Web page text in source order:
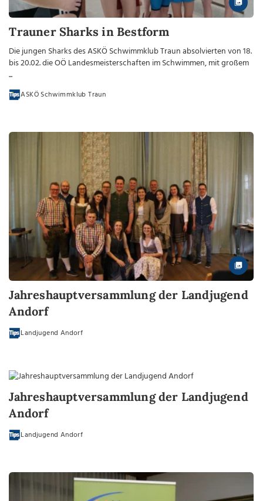
Trauner Sharks in Bestform
Die jungen Sharks des ASKÖ Schwimmklub Traun absolvierten von 18.
bis 20.02. die OÖ Landesmeisterschaften im Schwimmen, mit großem
...
ASKÖ Schwimmklub Traun
Jahreshauptversammlung der Landjugend
Andorf
Landjugend Andorf
Jahreshauptversammlung der Landjugend
Andorf
Landjugend Andorf